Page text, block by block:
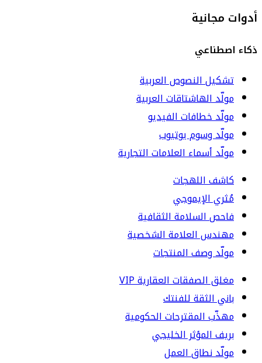
أدوات مجانية
ذكاء اصطناعي
تشكيل النصوص العربية
مولّد الهاشتاقات العربية
مولّد خطافات الفيديو
مولّد وسوم يوتيوب
مولّد أسماء العلامات التجارية
كاشف اللهجات
مُثري الإيموجي
فاحص السلامة الثقافية
مهندس العلامة الشخصية
مولّد وصف المنتجات
مغلق الصفقات العقارية VIP
باني الثقة للفنتك
مهذّب المقترحات الحكومية
بريف المؤثر الخليجي
مولّد نطاق العمل